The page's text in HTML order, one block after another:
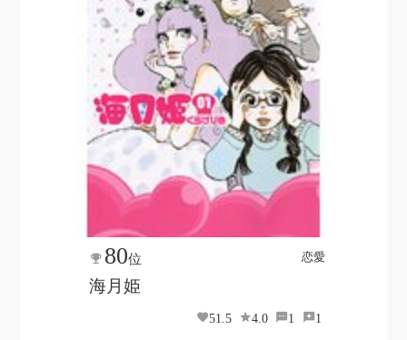
恋愛
80位
海月姫
51.5 4.0 1 1